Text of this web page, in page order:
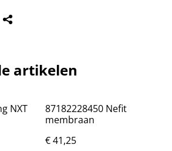
artikelen
NXT
87182228450 Nefit
membraan
€ 41,25